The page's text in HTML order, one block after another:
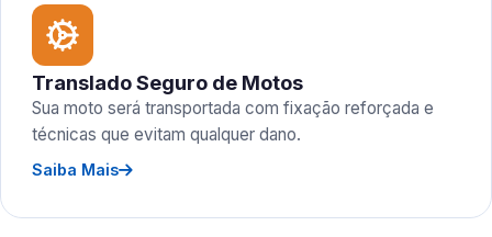
Translado Seguro de Motos
Sua moto será transportada com fixação reforçada e
técnicas que evitam qualquer dano.
Saiba Mais